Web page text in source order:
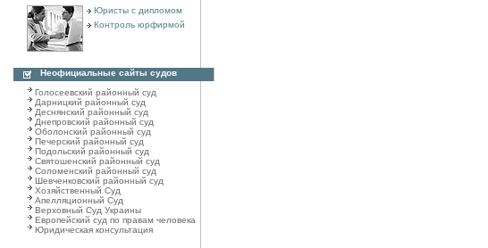
Юристы с дипломом
Контроль юрфирмой
Неофициальные сайты судов
Голосеевский районный cуд
Дарницкий районный cуд
Деснянский районный cуд
Днепровский районный cуд
Оболонский районный суд
Печерский районный cуд
Подольский районный cуд
Святошенский районный cуд
Соломенский районный cуд
Шевченковский районный cуд
Хозяйственный Суд
Апелляционный Суд
Верховный Суд Украины
Европейский суд по правам человека
Юридическая консультация